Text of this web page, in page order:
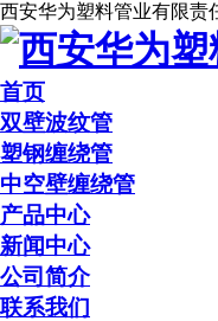
西安华为塑料管业有限责
首页
双壁波纹管
塑钢缠绕管
中空壁缠绕管
产品中心
新闻中心
公司简介
联系我们